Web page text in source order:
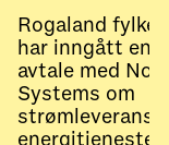
Rogaland
har inngått en
avtale med
Systems om
strømleveranse